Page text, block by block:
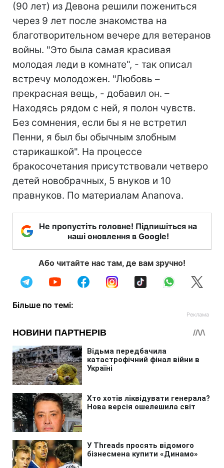
(90 лет) из Девона решили пожениться
через 9 лет после знакомства на
благотворительном вечере для ветеранов
войны. "Это была самая красивая
молодая леди в комнате", - так описал
встречу молодожен. "Любовь –
прекрасная вещь, - добавил он. –
Находясь рядом с ней, я полон чувств.
Без сомнения, если бы я не встретил
Пенни, я был бы обычным злобным
старикашкой". На процессе
бракосочетания присутствовали четверо
детей новобрачных, 5 внуков и 10
правнуков. По материалам Ananova.
Не пропустіть головне! Підпишіться на
наші оновлення в Google!
Або читайте нас там, де вам зручно!
Більше по темі: